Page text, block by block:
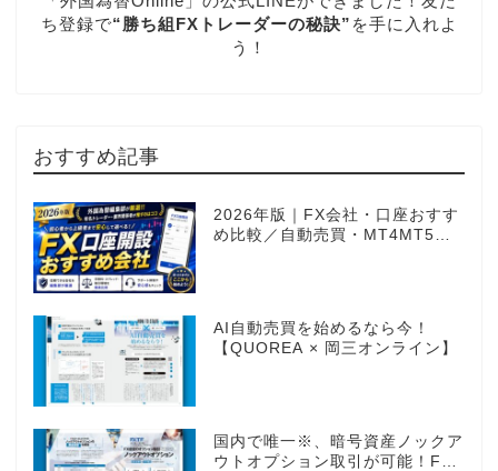
ち登録で“勝ち組FXトレーダーの秘訣” を手に入れよ
う！
おすすめ記事
2026年版｜FX会社・口座おすす
め比較／自動売買・MT4MT5対
AI自動売買を始めるなら今！
【QUOREA × 岡三オンライン】
国内で唯一※、暗号資産ノックア
ウトオプション取引が可能！FX